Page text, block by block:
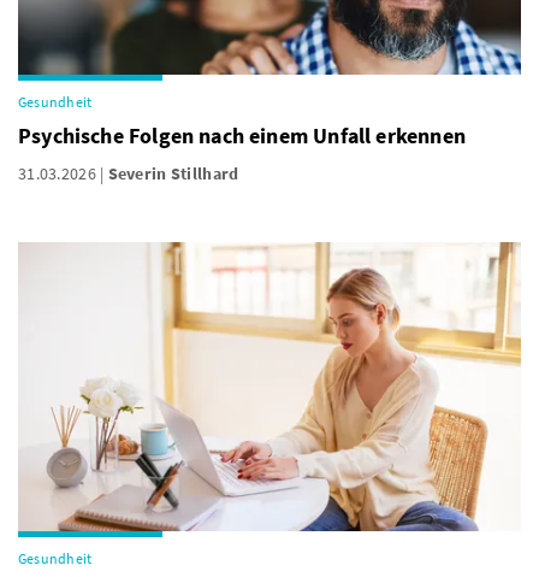
Gesundheit
Psychische Folgen nach einem Unfall erkennen
31.03.2026 Severin Stillhard
Gesundheit